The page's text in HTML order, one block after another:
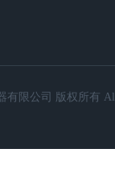
限公司 版权所有 All